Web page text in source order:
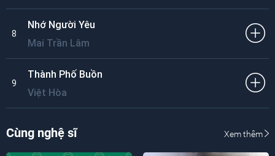
8
Nhớ Người Yêu
Mai Trần Lâm
9
Thành Phố Buồn
Việt Hòa
Cùng nghệ sĩ Xem thêm